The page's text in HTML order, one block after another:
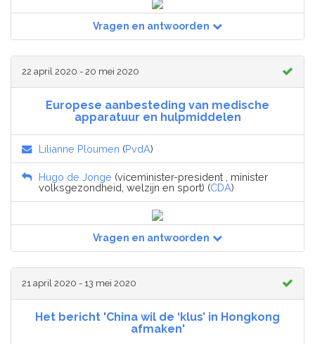
Vragen en antwoorden
22 april 2020 - 20 mei 2020
Europese aanbesteding van medische
apparatuur en hulpmiddelen
Lilianne Ploumen (PvdA)
Hugo de Jonge (viceminister-president , minister
volksgezondheid, welzijn en sport) (CDA)
Vragen en antwoorden
21 april 2020 - 13 mei 2020
Het bericht 'China wil de ‘klus’ in Hongkong
afmaken'